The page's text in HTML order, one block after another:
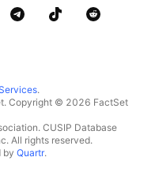
.
Copyright © 2026 FactSet
CUSIP Database
All rights reserved.
by Quartr.